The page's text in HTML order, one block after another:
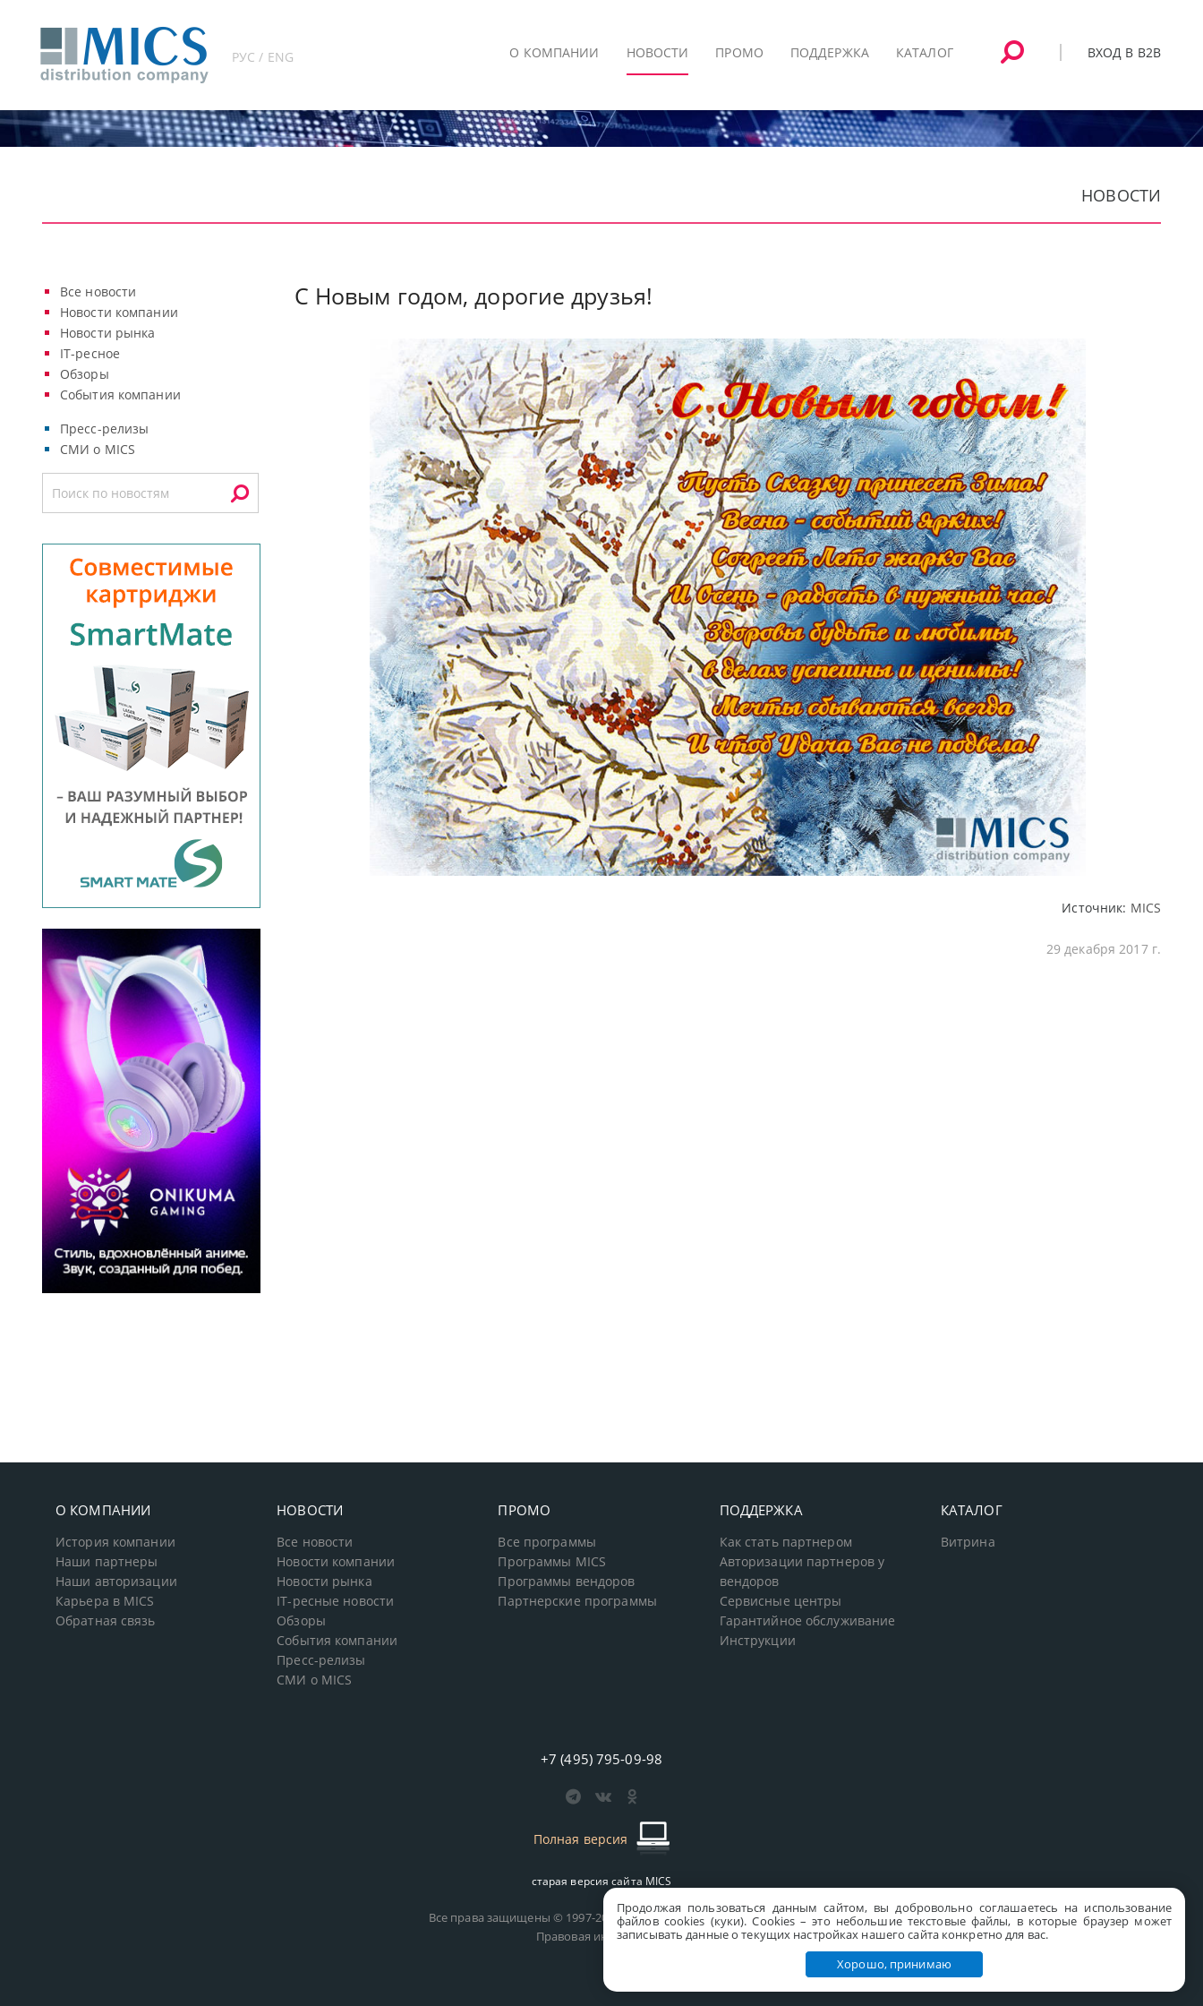
Продолжая пользоваться данным сайтом, вы добровольно соглашаетесь на использование
файлов cookies (куки). Сookies – это небольшие текстовые файлы, в которые браузер может
записывать данные о текущих настройках нашего сайта конкретно для вас.
Хорошо, принимаю
РУС / ENG ВХОД В B2B
О КОМПАНИИ НОВОСТИ ПРОМО ПОДДЕРЖКА КАТАЛОГ
НОВОСТИ
Все новости
Новости компании
Новости рынка
IT-ресное
Обзоры
События компании
Пресс-релизы
СМИ о MICS
С Новым годом, дорогие друзья!
Источник: MICS
29 декабря 2017 г.
О КОМПАНИИ
История компании
Наши партнеры
Наши авторизации
Карьера в MICS
Обратная связь
НОВОСТИ
Все новости
Новости компании
Новости рынка
IT-ресные новости
Обзоры
События компании
Пресс-релизы
СМИ о MICS
ПРОМО
Все программы
Программы MICS
Программы вендоров
Партнерские программы
ПОДДЕРЖКА
Как стать партнером
Авторизации партнеров у
вендоров
Сервисные центры
Гарантийное обслуживание
Инструкции
КАТАЛОГ
Витрина
+7 (495) 795-09-98
Полная версия
старая версия сайта MICS
Все права защищены © 1997-2026 MICS Distribution Company
Правовая информация